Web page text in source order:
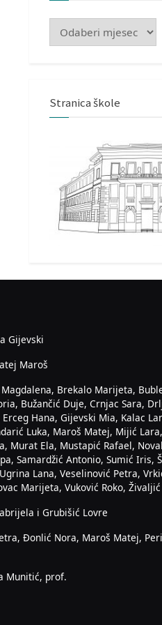
Stranica škole
Gijevski
Maroš
Brekalo Marijeta,
Bužančić Duje, Crnjac Sara,
Hana, Gijevski Mia, Kalac
Luka, Maroš Matej, Mijić
Murat Ela, Mustapić Rafael,
Samardžić Antonio, Sumić Iris,
Lana, Veselinović Petra,
Marijeta, Vuković Roko,
i Grubišić Lovre
Đonlić Nora, Maroš Matej,
Munitić, prof.